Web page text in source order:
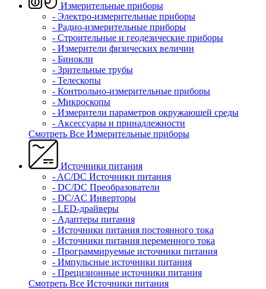
Измерительные приборы
- Электро-измерительные приборы
- Радио-измерительные приборы
- Строительные и геодезические приборы
- Измерители физических величин
- Бинокли
- Зрительные трубы
- Телескопы
- Контрольно-измерительные приборы
- Микроскопы
- Измерители параметров окружающей среды
- Аксессуары и принадлежности
Смотреть Все Измерительные приборы
Источники питания
- AC/DC Источники питания
- DC/DC Преобразователи
- DC/AC Инверторы
- LED-драйверы
- Адаптеры питания
- Источники питания постоянного тока
- Источники питания переменного тока
- Программируемые источники питания
- Импульсные источники питания
- Прецизионные источники питания
Смотреть Все Источники питания